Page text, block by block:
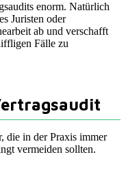
enorm. Natürlich
Juristen oder
ab und verschafft
Fälle zu
die in der Praxis immer
vermeiden sollten.